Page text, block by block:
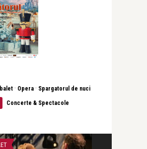
balet · Opera · Spargatorul de nuci
Concerte & Spectacole
OPERA ȘI BALET